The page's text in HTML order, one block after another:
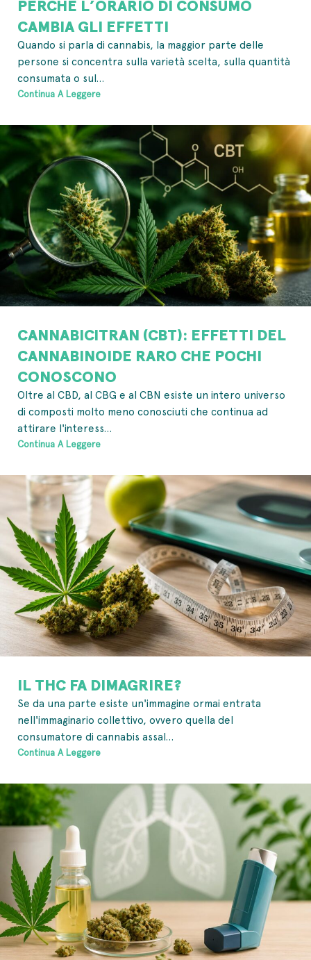
PERCHÉ L’ORARIO DI CONSUMO
CAMBIA GLI EFFETTI
Quando si parla di cannabis, la maggior parte delle
persone si concentra sulla varietà scelta, sulla quantità
consumata o sul...
Continua A Leggere
CANNABICITRAN (CBT): EFFETTI DEL
CANNABINOIDE RARO CHE POCHI
CONOSCONO
Oltre al CBD, al CBG e al CBN esiste un intero universo
di composti molto meno conosciuti che continua ad
attirare l'interess...
Continua A Leggere
IL THC FA DIMAGRIRE?
Se da una parte esiste un'immagine ormai entrata
nell'immaginario collettivo, ovvero quella del
consumatore di cannabis assal...
Continua A Leggere